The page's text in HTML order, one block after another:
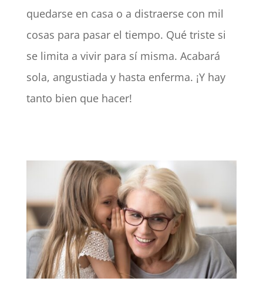
quedarse en casa o a distraerse con mil
cosas para pasar el tiempo. Qué triste si
se limita a vivir para sí misma. Acabará
sola, angustiada y hasta enferma. ¡Y hay
tanto bien que hacer!